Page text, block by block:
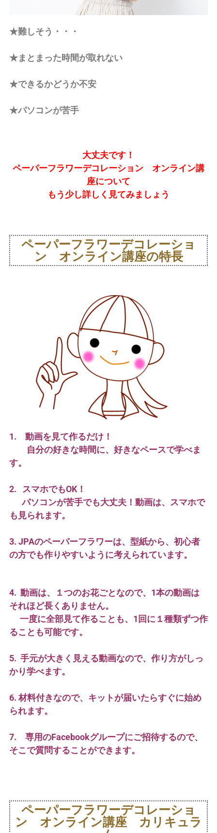
★難しそう・・・
★まとまった時間が取れない
★できるかどうか不安
★パソコンが苦手
大丈夫です！
ペーパーフラワーデコレーション オンライン講
座について
もう少し詳しく見てみましょう
ペーパーフラワーデコレーショ
ン オンライン講座の特長
1. 動画を見て作るだけ！
自分の好きな時間に、好きなペースで学べま
す。
2. スマホでもOK！
パソコンが苦手でも大丈夫！動画は、スマホで
も見られます。
3. JPAのペーパーフラワーは、型紙から、初心者
の方でも作りやすいように考えられています。
4. 動画は、１つのお花ごとなので、1本の動画は
それほど長くありません。
一度に全部見て作ることも、1回に１種類ずつ作
ることも可能です。
5. 手元が大きく見える動画なので、作り方がしっ
かり学べます。
6. 材料付きなので、キットが届いたらすぐに始め
られます。
7. 専用のFacebookグループにご招待するので、
そこで質問することができます。
ペーパーフラワーデコレーショ
ン オンライン講座 カリキュラ